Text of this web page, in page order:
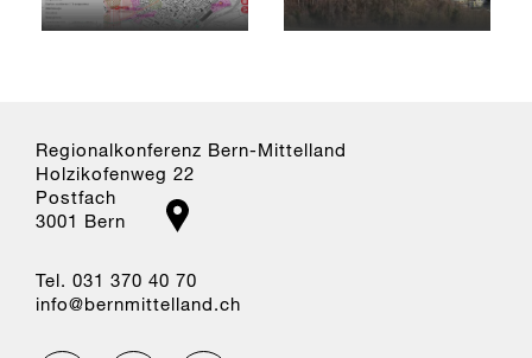
Regionalkonferenz Bern-Mittelland
Holzikofenweg 22
Postfach
3001 Bern
Tel. 031 370 40 70
nf
b rnm tt ll nd ch